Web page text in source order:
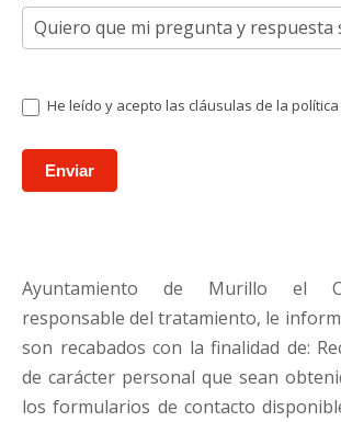
He leído y acepto las cláusulas de la
Enviar
Ayuntamiento de Murillo el
responsable del tratamiento, le
son recabados con la finalidad de:
de carácter personal que sean
los formularios de contacto